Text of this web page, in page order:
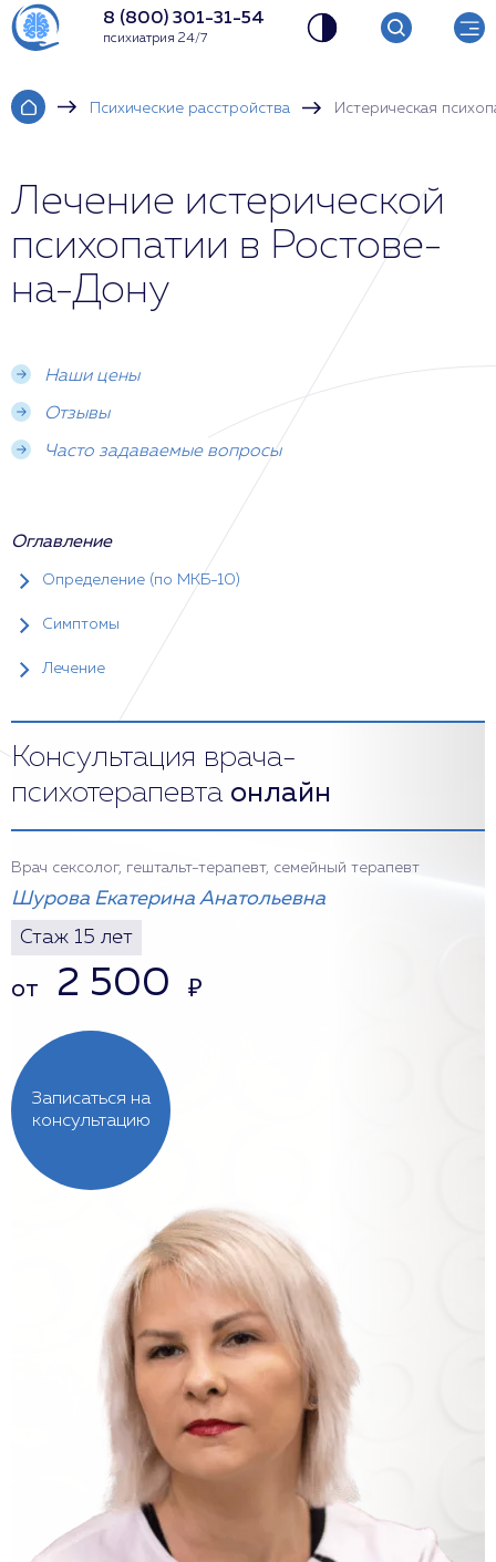
8 (800) 301-31-54
психиатрия 24/7
Психические расстройства Истерическая
Лечение истерической
психопатии в Ростове-
на-Дону
Наши цены
Отзывы
Часто задаваемые вопросы
Оглавление
Определение (по МКБ-10)
Симптомы
Лечение
Консультация врача-
психотерапевта онлайн
Записаться на
консультацию
Врач сексолог, гештальт-терапевт, семейный терапевт
Шурова Екатерина Анатольевна
Стаж 15 лет
от 2 500 ₽